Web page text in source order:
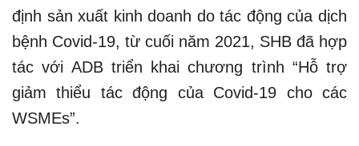
định sản xuất kinh doanh do tác động của dịch
bệnh Covid-19, từ cuối năm 2021, SHB đã hợp
tác với ADB triển khai chương trình “Hỗ trợ
giảm thiểu tác động của Covid-19 cho các
WSMEs”.